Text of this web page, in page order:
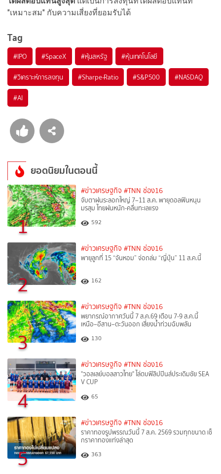
"เหมาะสม" กับความเสี่ยงที่ยอมรับได้
Tag
#IPO #SpaceX #หุ้นสหรัฐ #หุ้นเทคโนโลยี
#วิเคราะห์การลงทุน #Sharpe-Ratio #S&P500 #NASDAQ
#AI
ยอดนิยมในตอนนี้
1
#ข่าวเศรษฐกิจ #TNN ช่อง16
จับตาฝนระลอกใหญ่ 7–11 ส.ค. พายุดอลฟินหนุน
มรสุม ไทยฝนหนัก-คลื่นทะเลแรง
592
2
#ข่าวเศรษฐกิจ #TNN ช่อง16
พายุลูกที่ 15 “จันหอม” จ่อถล่ม “ญี่ปุ่น” 11 ส.ค.นี้
162
3
#ข่าวเศรษฐกิจ #TNN ช่อง16
พยากรณ์อากาศวันนี้ 7 ส.ค.69 เตือน 7-9 ส.ค.นี้
เหนือ–อีสาน–ตะวันออก เสี่ยงน้ำท่วมฉับพลัน
130
4
#ข่าวเศรษฐกิจ #TNN ช่อง16
"วอลเลย์บอลสาวไทย" ไล่ตบฟิลิปปินส์ประเดิมชัย SEA
V CUP
65
5
#ข่าวเศรษฐกิจ #TNN ช่อง16
ราคาทองรูปพรรณวันนี้ 7 ส.ค. 2569 รวมทุกขนาด เช็
กราคาทองแท่งล่าสุด
363